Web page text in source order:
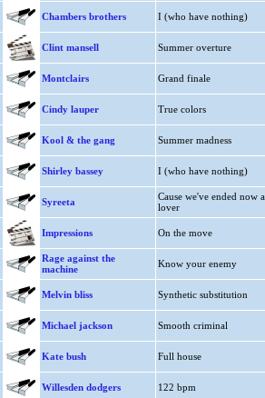
Chambers brothers I (who have nothing)
Clint mansell Summer overture
Montclairs Grand finale
Cindy lauper True colors
Kool & the gang Summer madness
Shirley bassey I (who have nothing)
Syreeta
Cause we've ended now
lover
Impressions On the move
Rage against the
machine
Know your enemy
Melvin bliss Synthetic substitution
Michael jackson Smooth criminal
Kate bush Full house
Willesden dodgers 122 bpm